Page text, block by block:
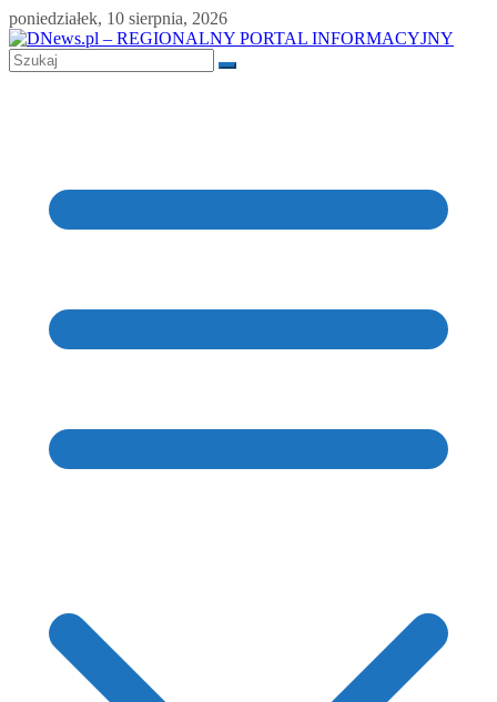
Skip
to
content
poniedziałek, 10 sierpnia, 2026